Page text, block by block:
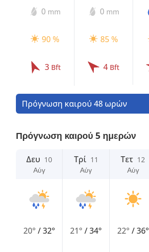
0 mm
90 %
3 Bft
0 mm
85 %
4 Bft
Πρόγνωση καιρού 48 ωρών
Πρόγνωση καιρού 5 ημερών
Δευ 10
Αύγ
20° /32°
Τρί 11
Αύγ
21°/34°
Τετ 12
Αύγ
22° /36°